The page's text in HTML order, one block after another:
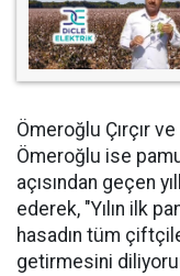
Ömeroğlu Çırçır
Ömeroğlu ise
açısından geçen
ederek, "Yılın ilk
hasadın tüm
getirmesini